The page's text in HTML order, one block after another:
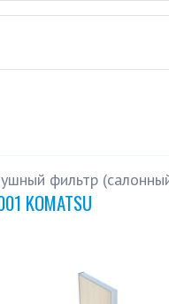
фильтр
KOMATSU